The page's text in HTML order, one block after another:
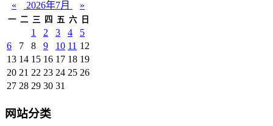
« 2026年7月 »
一 二 三 四 五 六 日
1 2 3 4
5
6
7 8 9 10 11 12
13 14 15 16 17 18 19
20 21 22 23 24 25 26
27 28 29 30 31
网站分类